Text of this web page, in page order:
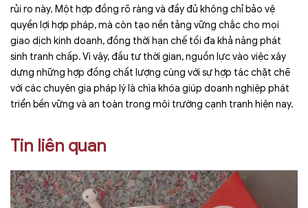
rủi ro này. Một hợp đồng rõ ràng và đầy đủ không chỉ bảo vệ
quyền lợi hợp pháp, mà còn tạo nền tảng vững chắc cho mọi
giao dịch kinh doanh, đồng thời hạn chế tối đa khả năng phát
sinh tranh chấp. Vì vậy, đầu tư thời gian, nguồn lực vào việc xây
dựng những hợp đồng chất lượng cùng với sự hợp tác chặt chẽ
với các chuyên gia pháp lý là chìa khóa giúp doanh nghiệp phát
triển bền vững và an toàn trong môi trường cạnh tranh hiện nay.
Tin liên quan